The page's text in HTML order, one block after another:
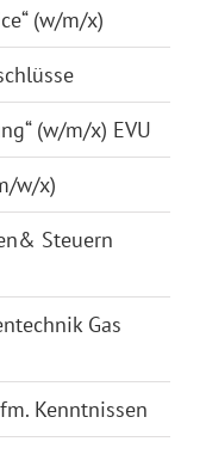
(w/m/x)
(w/m/x) EVU
w/x)
Steuern
Gas
Kenntnissen